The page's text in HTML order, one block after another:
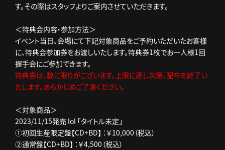
す。その際はスタッフよりご案内させていただきます。
＜特典会内容・参加方法＞
イベント当日、会場にて下記対象商品をご予約いただいたお客様
に、特典会参加券をお渡しいたします。特典券1枚でお一人様1回
握手会にご参加できます。
特典券は、数に限りがございます。上限に達し次第、配布を終了い
たします。あらかじめご了承ください。
＜対象商品＞
2023/11/15発売 lol 「タイトル未定」
①初回生産限定盤【CD+BD】 ：￥10,000（税込）
②通常盤【CD+BD】 ：￥4,500（税込）